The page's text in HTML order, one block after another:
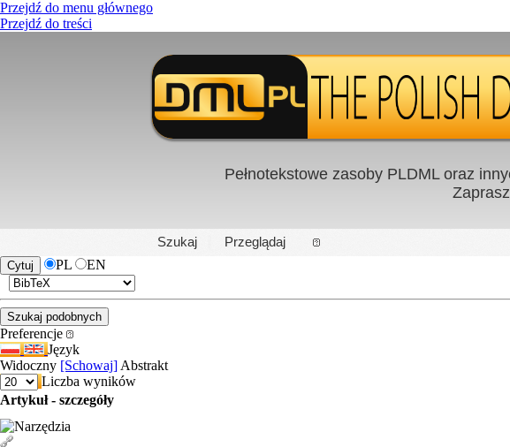
Przejdź do menu głównego
Przejdź do treści
PL|EN
Pełnotekstowe zasoby PLDML oraz
Szukaj Przeglądaj
PL
EN
Preferencje
Język
Widoczny [Schowaj] Abstrakt
Liczba wyników
Artykuł - szczegóły